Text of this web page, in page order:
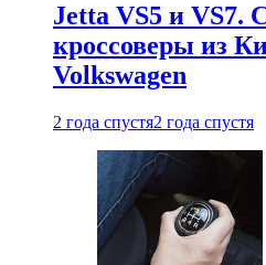
Jetta VS5 и VS7.
кроссоверы из
Volkswagen
2 года спустя2 года спустя